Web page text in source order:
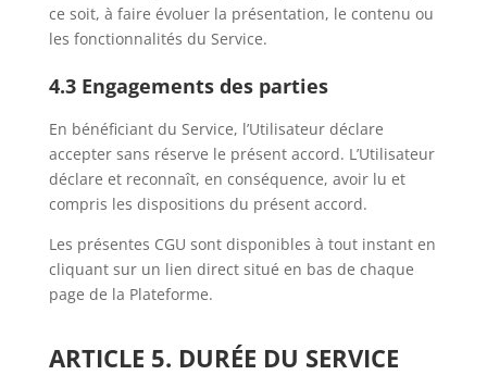
ce soit, à faire évoluer la présentation, le contenu ou
les fonctionnalités du Service.
4.3 Engagements des parties
En bénéficiant du Service, l’Utilisateur déclare
accepter sans réserve le présent accord. L’Utilisateur
déclare et reconnaît, en conséquence, avoir lu et
compris les dispositions du présent accord.
Les présentes CGU sont disponibles à tout instant en
cliquant sur un lien direct situé en bas de chaque
page de la Plateforme.
ARTICLE 5. DURÉE DU SERVICE